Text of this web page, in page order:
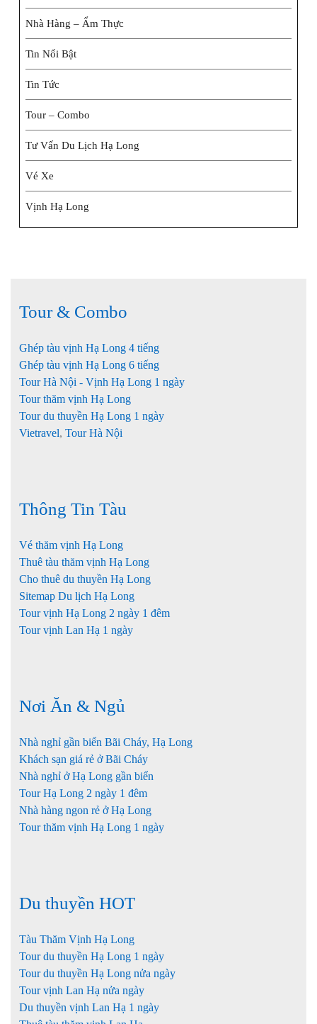
Nhà Hàng – Ẩm Thực
Tin Nổi Bật
Tin Tức
Tour – Combo
Tư Vấn Du Lịch Hạ Long
Vé Xe
Vịnh Hạ Long
Tour & Combo
Ghép tàu vịnh Hạ Long 4 tiếng
Ghép tàu vịnh Hạ Long 6 tiếng
Tour Hà Nội - Vịnh Hạ Long 1 ngày
Tour thăm vịnh Hạ Long
Tour du thuyền Hạ Long 1 ngày
Vietravel, Tour Hà Nội
Thông Tin Tàu
Vé thăm vịnh Hạ Long
Thuê tàu thăm vịnh Hạ Long
Cho thuê du thuyền Hạ Long
Sitemap Du lịch Hạ Long
Tour vịnh Hạ Long 2 ngày 1 đêm
Tour vịnh Lan Hạ 1 ngày
Nơi Ăn & Ngủ
Nhà nghỉ gần biển Bãi Cháy, Hạ Long
Khách sạn giá rẻ ở Bãi Cháy
Nhà nghỉ ở Hạ Long gần biển
Tour Hạ Long 2 ngày 1 đêm
Nhà hàng ngon rẻ ở Hạ Long
Tour thăm vịnh Hạ Long 1 ngày
Du thuyền HOT
Tàu Thăm Vịnh Hạ Long
Tour du thuyền Hạ Long 1 ngày
Tour du thuyền Hạ Long nửa ngày
Tour vịnh Lan Hạ nửa ngày
Du thuyền vịnh Lan Hạ 1 ngày